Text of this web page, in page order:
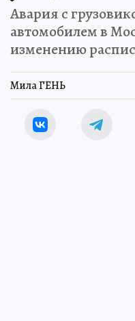
Авария с
автомобилем в
изменению
Мила ГЕНЬ